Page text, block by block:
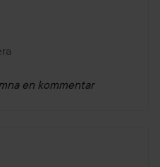
en kommentar